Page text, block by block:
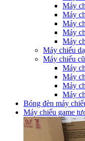
Máy
Máy
Máy
Máy
Máy
Máy chiếu
Máy chiếu
Máy
Máy
Máy
Máy
Bóng đèn máy
Máy chiếu game